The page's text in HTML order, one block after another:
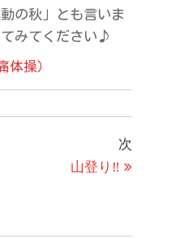
の秋」とも言いま
みてください♪
体操）
の
次
山登り‼